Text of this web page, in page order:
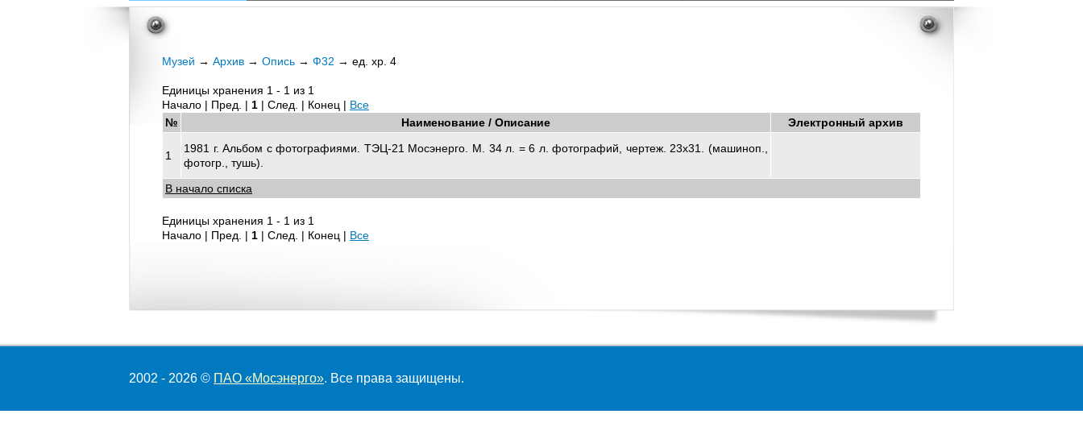
Музей → Архив → Опись → Ф32 → ед. хр. 4
Единицы хранения 1 - 1 из 1
Начало | Пред. | 1 | След. | Конец | Все
№
Наименование / Описание Электронный архив
1
1981 г. Альбом с фотографиями. ТЭЦ-21 Мосэнерго. М. 34 л. = 6 л. фотографий, чертеж. 23х31. (машиноп.,
фотогр., тушь).
В начало списка
Единицы хранения 1 - 1 из 1
Начало | Пред. | 1 | След. | Конец | Все
2002 - 2026 © ПАО «Мосэнерго». Все права защищены.